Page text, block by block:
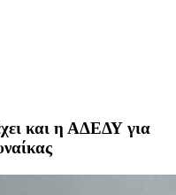
και η ΑΔΕΔΥ για